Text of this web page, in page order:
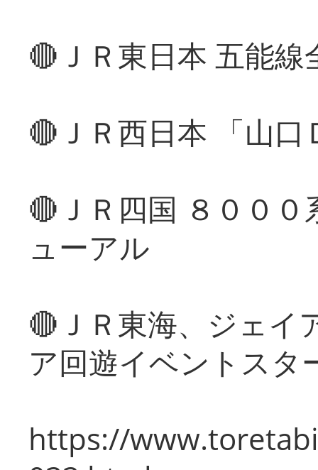
🔴ＪＲ東日本 五能
🔴ＪＲ西日本 「山
🔴ＪＲ四国 ８００
ューアル
🔴ＪＲ東海、ジェイ
ア回遊イベントスタ
https://